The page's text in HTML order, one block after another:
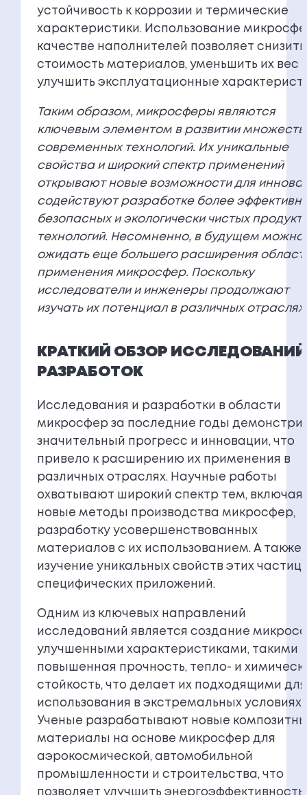
устойчивость к коррозии и термические
характеристики. Использование
качестве наполнителей позволяет снизить
стоимость материалов, уменьшить их вес
улучшить эксплуатационные
Таким образом, микросферы являются
ключевым элементом в развитии
современных технологий. Их уникальные
свойства и широкий спектр применений
открывают новые возможности для
содействуют разработке более
безопасных и экологически чистых
технологий. Несомненно, в будущем можно
ожидать еще большего расширения
применения микросфер. Поскольку
исследователи и инженеры продолжают
изучать их потенциал в различных отраслях.
КРАТКИЙ ОБЗОР
РАЗРАБОТОК
Исследования и разработки в области
микросфер за последние годы
значительный прогресс и инновации, что
привело к расширению их применения в
различных отраслях. Научные работы
охватывают широкий спектр тем, включая
новые методы производства микросфер,
разработку усовершенствованных
материалов с их использованием. А также
изучение уникальных свойств этих частиц
специфических приложений.
Одним из ключевых направлений
исследований является создание
улучшенными характеристиками, такими
повышенная прочность, тепло- и
стойкость, что делает их подходящими для
использования в экстремальных условиях.
Ученые разрабатывают новые
материалы на основе микросфер для
аэрокосмической, автомобильной
промышленности и строительства, что
позволяет улучшить энергоэффективность,